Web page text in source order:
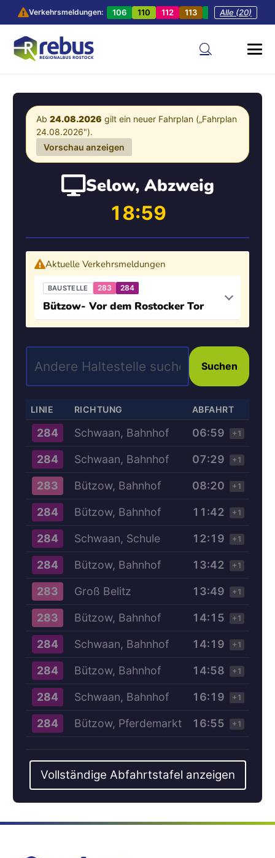
Verkehrsmeldungen: 106 110 112 113 201 202
Alle (20)
Ab 24.08.2026 gilt ein neuer Fahrplan („Fahrplan
24.08.2026").
Vorschau anzeigen
Selow, Abzweig
18:59
Aktuelle Verkehrsmeldungen
BAUSTELLE 283 284
Bützow- Vor dem Rostocker Tor
Suchen
LINIE RICHTUNG ABFAHRT
284 Schwaan, Bahnhof 06:59 +1
284 Schwaan, Bahnhof 07:29 +1
283 Bützow, Bahnhof 08:20 +1
284 Bützow, Bahnhof 11:42 +1
284 Schwaan, Schule 12:19 +1
284 Bützow, Bahnhof 13:42 +1
283 Groß Belitz 13:49 +1
283 Bützow, Bahnhof 14:15 +1
284 Schwaan, Bahnhof 14:19 +1
284 Bützow, Bahnhof 14:58 +1
284 Schwaan, Bahnhof 16:19 +1
284 Bützow, Pferdemarkt 16:55 +1
Vollständige Abfahrtstafel anzeigen